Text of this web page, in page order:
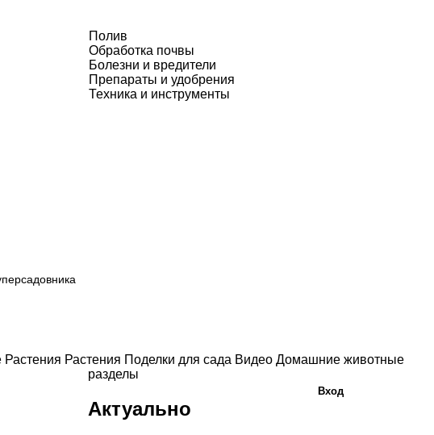
Полив
Обработка почвы
Болезни и вредители
Препараты и удобрения
Техника и инструменты
Растения Растения Поделки для сада Видео Домашние животные
разделы
Актуально
Вход